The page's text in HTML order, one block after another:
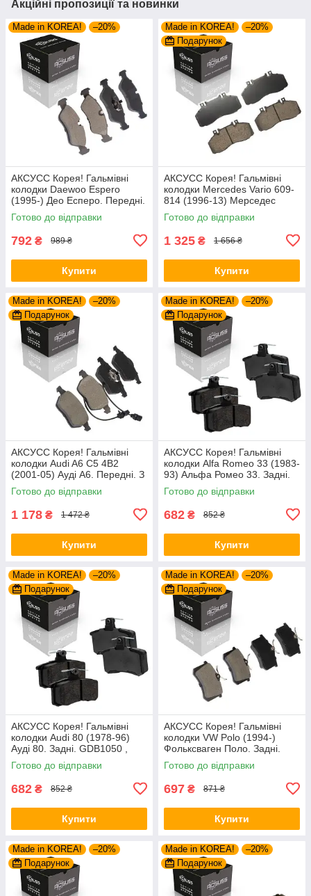
Акційні пропозиції та новинки
Made in KOREA! –20%
АКСУСС Корея! Гальмівні
колодки Daewoo Espero
(1995-) Део Есперо. Передні.
GDB951 , FSL584
Готово до відправки
792 ₴ 989 ₴
Купити
Made in KOREA!
–20%
Подарунок
АКСУСС Корея! Гальмівні
колодки Mercedes Vario 609-
814 (1996-13) Мерседес
Варіо. Задні. GDB1695 ,
FVR1522 , GDB5050
Готово до відправки
1 325 ₴ 1 656 ₴
Купити
Made in KOREA!
–20%
Подарунок
АКСУСС Корея! Гальмівні
колодки Audi A6 С5 4B2
(2001-05) Ауді А6. Передні. З
датчиками! GDB1307 ,
GDB1488 , FDB1323 ,
Готово до відправки
1 178 ₴ 1 472 ₴
Купити
Made in KOREA!
–20%
Подарунок
АКСУСС Корея! Гальмівні
колодки Alfa Romeo 33 (1983-
93) Альфа Ромео 33. Задні.
GDB1050 , FDB222
Готово до відправки
682 ₴ 852 ₴
Купити
Made in KOREA!
–20%
Подарунок
АКСУСС Корея! Гальмівні
колодки Audi 80 (1978-96)
Ауді 80. Задні. GDB1050 ,
FDB222
Готово до відправки
682 ₴ 852 ₴
Купити
Made in KOREA!
–20%
Подарунок
АКСУСС Корея! Гальмівні
колодки VW Polo (1994-)
Фольксваген Поло. Задні.
GDB1330 , FDB1083 ,
FDB1491 , FDB4260
Готово до відправки
697 ₴ 871 ₴
Купити
Made in KOREA!
–20%
Подарунок
Made in KOREA!
–20%
Подарунок